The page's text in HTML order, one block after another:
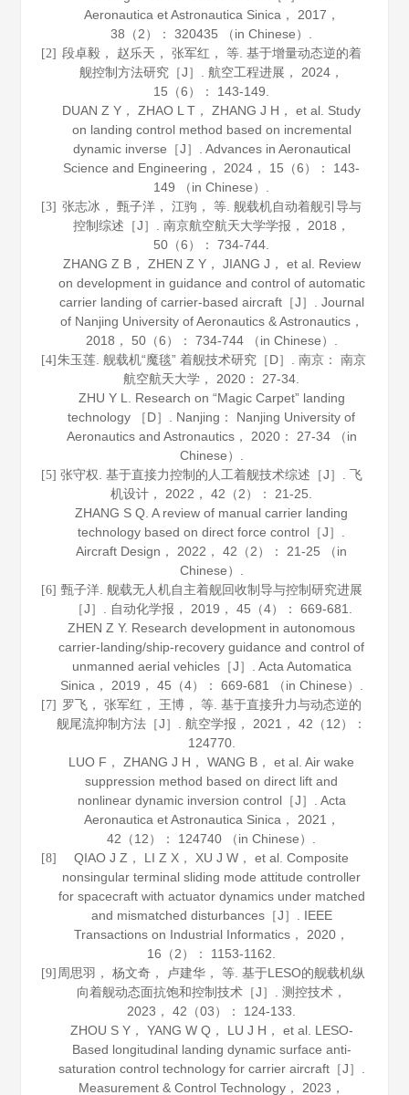
Aeronautica et Astronautica Sinica ， 2017 ，
38 （2）： 320435 （in Chinese）.
[2] 段卓毅， 赵乐天， 张军红， 等. 基于增量动态逆的着
舰控制方法研究［J］.航空工程进展 ， 2024 ，
15 （6）： 143-149.
DUAN Z Y， ZHAO L T， ZHANG J H， et al. Study
on landing control method based on incremental
dynamic inverse［J］. Advances in Aeronautical
Science and Engineering ， 2024 ， 15 （6）： 143-
149 （in Chinese）.
[3] 张志冰， 甄子洋， 江驹， 等. 舰载机自动着舰引导与
控制综述［J］.南京航空航天大学学报 ， 2018 ，
50 （6）： 734-744.
ZHANG Z B， ZHEN Z Y， JIANG J， et al. Review
on development in guidance and control of automatic
carrier landing of carrier-based aircraft［J］. Journal
of Nanjing University of Aeronautics & Astronautics，
2018 ， 50（6）： 734-744 （in Chinese）.
[4] 朱玉莲. 舰载机“魔毯” 着舰技术研究［D］. 南京： 南京
航空航天大学， 2020 ： 27-34.
ZHU Y L. Research on “Magic Carpet” landing
technology ［D］. Nanjing： Nanjing University of
Aeronautics and Astronautics， 2020： 27-34 （in
Chinese）.
[5] 张守权. 基于直接力控制的人工着舰技术综述［J］.飞
机设计 ， 2022 ，42 （2）： 21-25.
ZHANG S Q. A review of manual carrier landing
technology based on direct force control［J］.
Aircraft Design ， 2022 ，42 （2）： 21-25 （in
Chinese）.
[6] 甄子洋. 舰载无人机自主着舰回收制导与控制研究进展
［J］.
自动化学报 ， 2019 ， 45 （4）： 669-681.
ZHEN Z Y. Research development in autonomous
carrier-landing/ship-recovery guidance and control of
unmanned aerial vehicles［J］. Acta Automatica
Sinica ， 2019 ， 45 （4）： 669-681 （in Chinese）.
[7] 罗飞， 张军红， 王博， 等. 基于直接升力与动态逆的
舰尾流抑制方法［J］.航空学报 ， 2021 ，42 （12）：
124770.
LUO F， ZHANG J H， WANG B， et al. Air wake
suppression method based on direct lift and
nonlinear dynamic inversion control［J］. Acta
Aeronautica et Astronautica Sinica ， 2021 ，
42 （12）： 124740 （in Chinese）.
[8]
QIAO J Z， LI Z X， XU J W， et al. Composite
nonsingular terminal sliding mode attitude controller
for spacecraft with actuator dynamics under matched
and mismatched disturbances［J］. IEEE
Transactions on Industrial Informatics ， 2020 ，
16 （2）： 1153-1162.
[9] 周思羽， 杨文奇， 卢建华， 等. 基于LESO的舰载机纵
向着舰动态面抗饱和控制技术［J］.测控技术 ，
2023 ，42 （03）： 124-133.
ZHOU S Y， YANG W Q， LU J H， et al. LESO-
Based longitudinal landing dynamic surface anti-
saturation control technology for carrier aircraft［J］.
Measurement & Control Technology ， 2023 ，